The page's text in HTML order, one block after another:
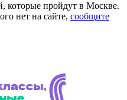
которые пройдут в Москве.
нет на сайте, сообщите